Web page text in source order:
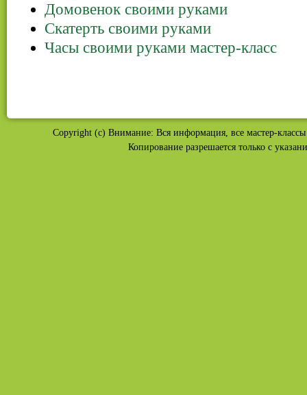
Домовенок своими руками
Скатерть своими руками
Часы своими руками мастер-класс
Copyright (c) Внимание: Вся информация, все мастер-
Копирование разрешается только с